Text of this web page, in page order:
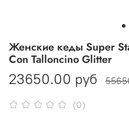
(0)
Женские кеды Super
Con Talloncino Glitter
23650.00 руб